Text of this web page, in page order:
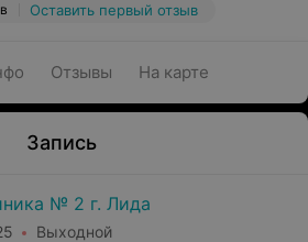
Оставить первый отзыв
Отзывы На карте
Запись
№ 2 г. Лида
Выходной